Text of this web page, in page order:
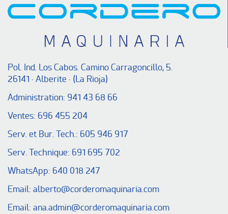
Pol. Ind. Los Cabos. Camino Carragoncillo, 5.
26141 · Alberite · (La Rioja)
Administration: 941 43 68 66
Ventes: 696 455 204
Serv. et Bur. Tech.: 605 946 917
Serv. Technique: 691 695 702
WhatsApp: 640 018 247
Email: alberto@corderomaquinaria.com
Email: ana.admin@corderomaquinaria.com